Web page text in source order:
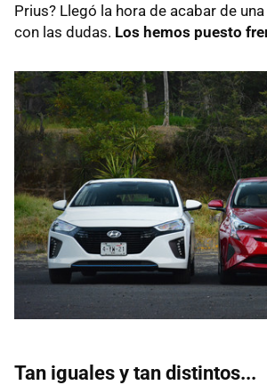
Prius? Llegó la hora de acabar de
con las dudas. Los hemos puesto
Tan iguales y tan distintos...